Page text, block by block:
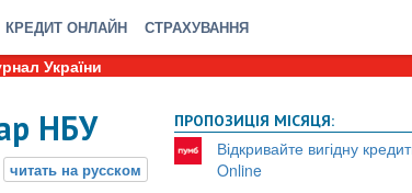
КРЕДИТ ОНЛАЙН СТРАХУВАННЯ
України
НБУ ПРОПОЗИЦІЯ МІСЯЦЯ:
Відкривайте вигідну
Online